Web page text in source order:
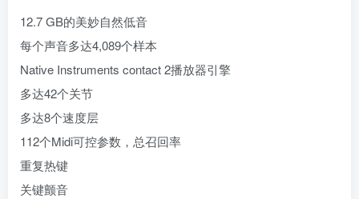
12.7 GB的美妙自然低音
每个声音多达4,089个样本
Native Instruments contact 2播放器引擎
多达42个关节
多达8个速度层
112个Midi可控参数，总召回率
重复热键
关键颤音